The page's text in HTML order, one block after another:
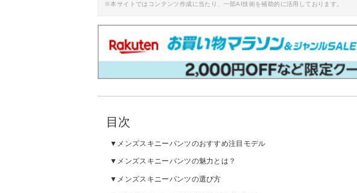
※本サイトではコンテンツ作成に当たり、一部AI技術を補助的に活用しております。
目次
メンズスキニーパンツのおすすめ注目モデル
メンズスキニーパンツの魅力とは？
メンズスキニーパンツの選び方